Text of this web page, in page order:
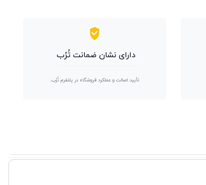
دارای نشان ضمانت تُرُب
تأیید اصالت و عملکرد فروشگاه در پلتفرم تُرُب.